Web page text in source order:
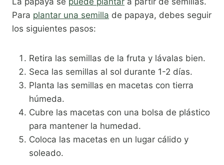
Para plantar una semilla de papaya, debes seguir
los siguientes pasos:
Retira las semillas de la fruta y lávalas bien.
Seca las semillas al sol durante 1-2 días.
Planta las semillas en macetas con tierra
húmeda.
Cubre las macetas con una bolsa de plástico
para mantener la humedad.
Coloca las macetas en un lugar cálido y
soleado.